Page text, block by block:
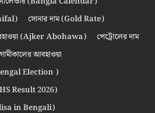
সোনার দাম (Gold Rate)
(Ajker Abohawa)
পেট্রোলের দাম
আবহাওয়া
Bengal Election )
HS Result 2026)
in Bengali)